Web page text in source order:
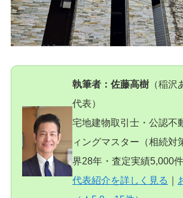
執筆者：佐藤高樹（稲沢
代表）
宅地建物取引士・公認不
ィングマスター（相続対
界28年・査定実績5,000
代表紹介を詳しく見る ｜